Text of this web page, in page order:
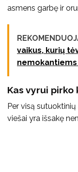
asmens garbę ir
vaikus, kurių
Kas vyrui
Per visą
viešai yra išsakę